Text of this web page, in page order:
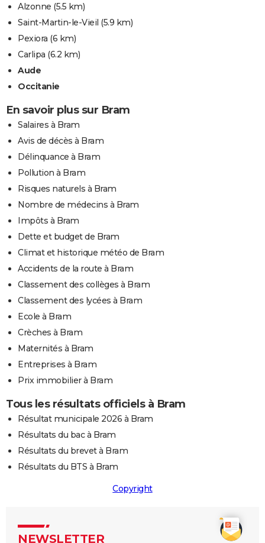
Alzonne (5.5 km)
Saint-Martin-le-Vieil (5.9 km)
Pexiora (6 km)
Carlipa (6.2 km)
Aude
Occitanie
En savoir plus sur Bram
Salaires à Bram
Avis de décès à Bram
Délinquance à Bram
Pollution à Bram
Risques naturels à Bram
Nombre de médecins à Bram
Impôts à Bram
Dette et budget de Bram
Climat et historique météo de Bram
Accidents de la route à Bram
Classement des collèges à Bram
Classement des lycées à Bram
Ecole à Bram
Crèches à Bram
Maternités à Bram
Entreprises à Bram
Prix immobilier à Bram
Tous les résultats officiels à Bram
Résultat municipale 2026 à Bram
Résultats du bac à Bram
Résultats du brevet à Bram
Résultats du BTS à Bram
Copyright
NEWSLETTER